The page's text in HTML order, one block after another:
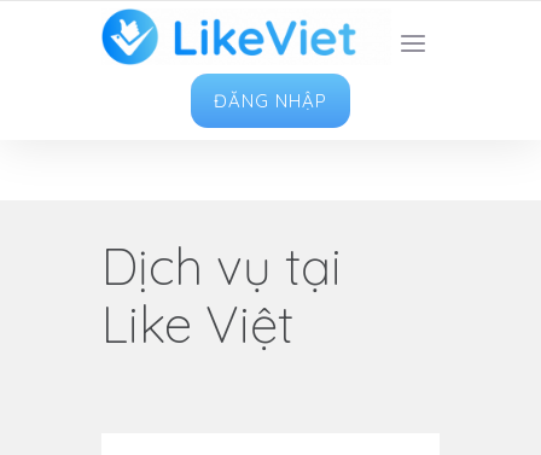
TOP 1 ỨNG DỤNG TĂNG LIKE HAY NHẤT VIỆT
NAM
ĐĂNG NHẬP
Dịch vụ tại
Like Việt